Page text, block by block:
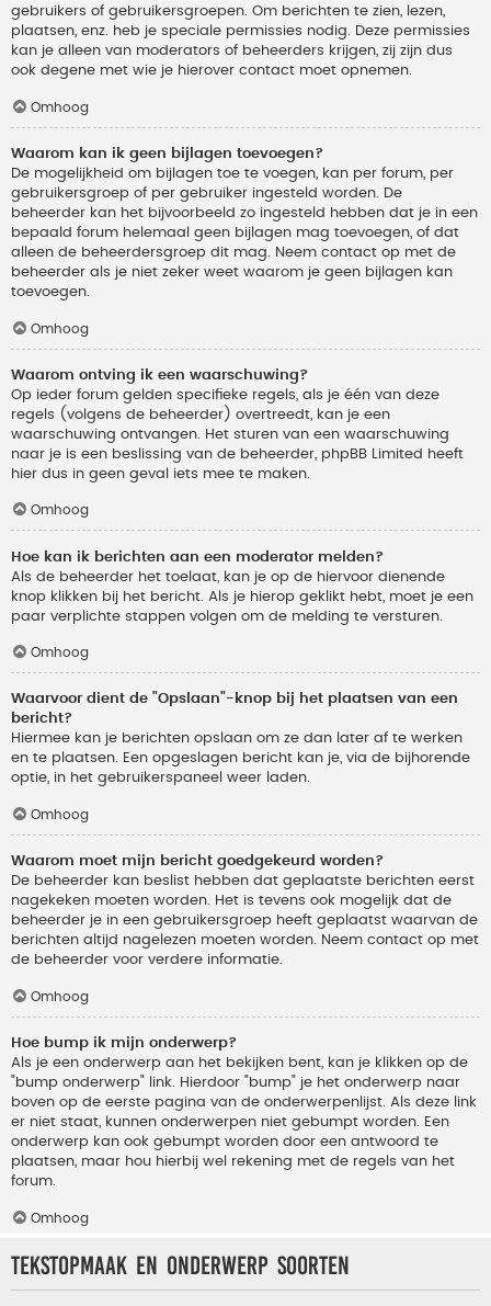
gebruikers of gebruikersgroepen. Om berichten te zien, lezen,
plaatsen, enz. heb je speciale permissies nodig. Deze permissies
kan je alleen van moderators of beheerders krijgen, zij zijn dus
ook degene met wie je hierover contact moet opnemen.
Omhoog
Waarom kan ik geen bijlagen toevoegen?
De mogelijkheid om bijlagen toe te voegen, kan per forum, per
gebruikersgroep of per gebruiker ingesteld worden. De
beheerder kan het bijvoorbeeld zo ingesteld hebben dat je in een
bepaald forum helemaal geen bijlagen mag toevoegen, of dat
alleen de beheerdersgroep dit mag. Neem contact op met de
beheerder als je niet zeker weet waarom je geen bijlagen kan
toevoegen.
Omhoog
Waarom ontving ik een waarschuwing?
Op ieder forum gelden specifieke regels, als je één van deze
regels (volgens de beheerder) overtreedt, kan je een
waarschuwing ontvangen. Het sturen van een waarschuwing
naar je is een beslissing van de beheerder, phpBB Limited heeft
hier dus in geen geval iets mee te maken.
Omhoog
Hoe kan ik berichten aan een moderator melden?
Als de beheerder het toelaat, kan je op de hiervoor dienende
knop klikken bij het bericht. Als je hierop geklikt hebt, moet je een
paar verplichte stappen volgen om de melding te versturen.
Omhoog
Waarvoor dient de "Opslaan"-knop bij het plaatsen van een
bericht?
Hiermee kan je berichten opslaan om ze dan later af te werken
en te plaatsen. Een opgeslagen bericht kan je, via de bijhorende
optie, in het gebruikerspaneel weer laden.
Omhoog
Waarom moet mijn bericht goedgekeurd worden?
De beheerder kan beslist hebben dat geplaatste berichten eerst
nagekeken moeten worden. Het is tevens ook mogelijk dat de
beheerder je in een gebruikersgroep heeft geplaatst waarvan de
berichten altijd nagelezen moeten worden. Neem contact op met
de beheerder voor verdere informatie.
Omhoog
Hoe bump ik mijn onderwerp?
Als je een onderwerp aan het bekijken bent, kan je klikken op de
"bump onderwerp" link. Hierdoor "bump" je het onderwerp naar
boven op de eerste pagina van de onderwerpenlijst. Als deze link
er niet staat, kunnen onderwerpen niet gebumpt worden. Een
onderwerp kan ook gebumpt worden door een antwoord te
plaatsen, maar hou hierbij wel rekening met de regels van het
forum.
Omhoog
Tekstopmaak en onderwerp soorten